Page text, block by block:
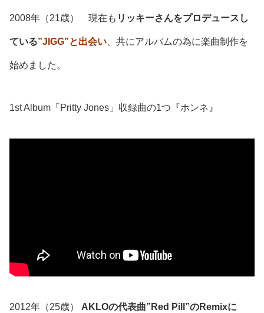
2008年（21歳） 現在も リッキーさんをプロデュースし
ている”JIGG”と出会い 、共にアルバムの為に楽曲制作を
始めました。
1st Album「Pritty Jones」収録曲の1つ『ホンネ』
2012年（25歳） AKLOの代表曲”Red Pill”のRemixに